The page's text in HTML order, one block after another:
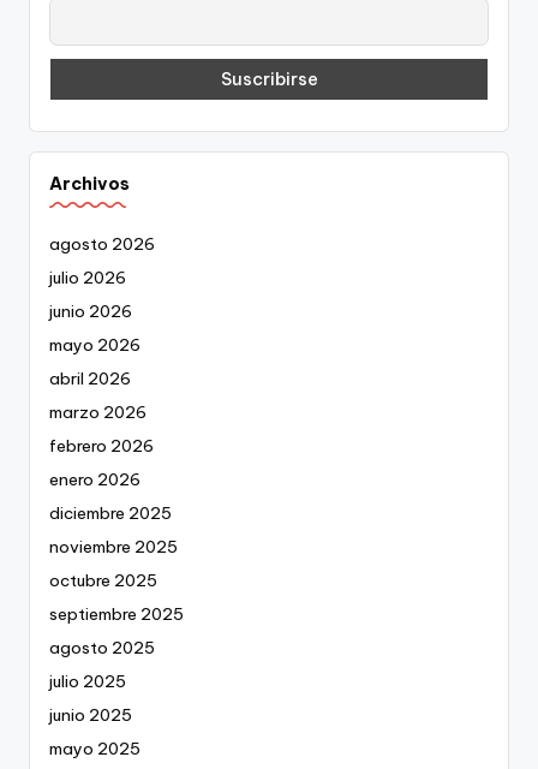
Archivos
agosto 2026
julio 2026
junio 2026
mayo 2026
abril 2026
marzo 2026
febrero 2026
enero 2026
diciembre 2025
noviembre 2025
octubre 2025
septiembre 2025
agosto 2025
julio 2025
junio 2025
mayo 2025